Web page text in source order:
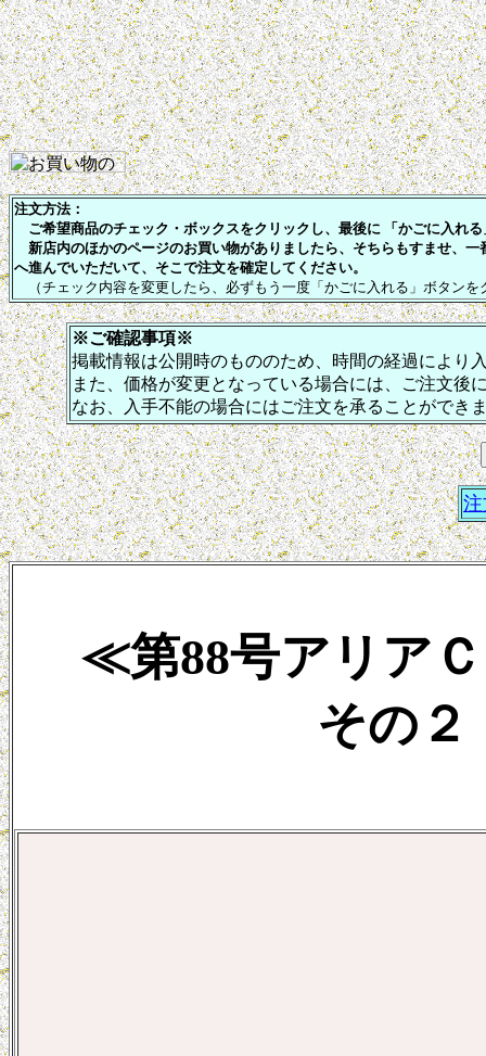
注文方法：
ご希望商品のチェック・ボックスをクリックし、最後に 「かごに入れ
新店内のほかのページのお買い物がありましたら、そちらもすませ、一
へ進んでいただいて、そこで注文を確定してください。
（チェック内容を変更したら、必ずもう一度「かごに入れる」ボタン
※ご確認事項※
掲載情報は公開時のもののため、時間の経過により
また、価格が変更となっている場合には、ご注文後
なお、入手不能の場合にはご注文を承ることができ
≪第88号アリア
その